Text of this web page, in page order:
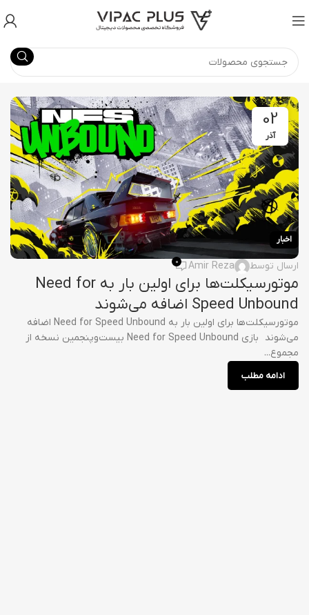
02
آذر
اخبار
ارسال توسط Amir Reza
0
موتورسیکلت‌ها برای اولین بار به Need for
Speed Unbound اضافه می‌شوند
موتورسیکلت‌ها برای اولین بار به Need for Speed Unbound اضافه
می‌شوند بازی Need for Speed Unbound بیست‌و‌پنجمین نسخه از
مجموع...
ادامه مطلب